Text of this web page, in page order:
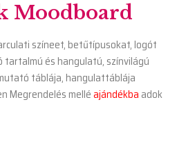
Moodboard
színeet, betűtípusokat, logót
tartalmú és hangulatú, színvilágú
táblája, hangulattáblája
Megrendelés melléajándékba adok